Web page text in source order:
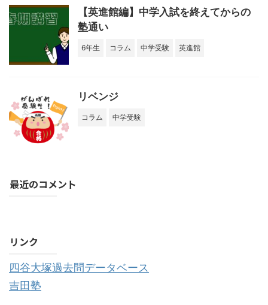
【英進館編】中学入試を終えてからの
塾通い
6年生 コラム 中学受験 英進館
リベンジ
コラム 中学受験
最近のコメント
リンク
四谷大塚過去問データベース
吉田塾